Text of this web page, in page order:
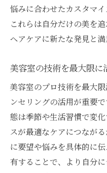
悩みに合わせたカスタマイ
これらは自分だけの美を
ヘアケアに新たな発見と満
美容室の技術を最大限に
美容室のプロ技術を最大
ンセリングの活用が重要
態は季節や生活習慣で変
スが最適なケアにつなが
に要望や悩みを具体的に
有することで、より自分